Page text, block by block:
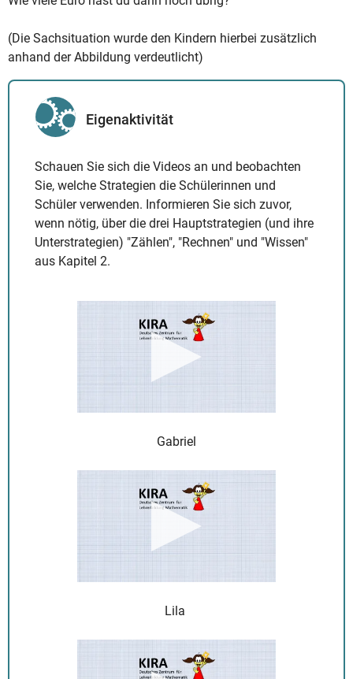
(Die Sachsituation wurde den Kindern hierbei zusätzlich
anhand der Abbildung verdeutlicht)
Eigenaktivität
Schauen Sie sich die Videos an und beobachten
Sie, welche Strategien die Schülerinnen und
Schüler verwenden. Informieren Sie sich zuvor,
wenn nötig, über die drei Hauptstrategien (und ihre
Unterstrategien) "Zählen", "Rechnen" und "Wissen"
aus Kapitel 2.
Gabriel
Lila